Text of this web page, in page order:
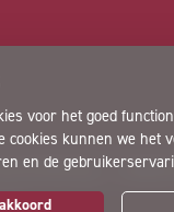
voor het goed
cookies kunnen we het
en de